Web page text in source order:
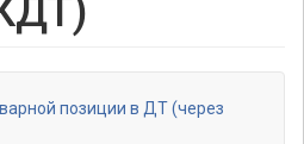
позиции в ДТ (через